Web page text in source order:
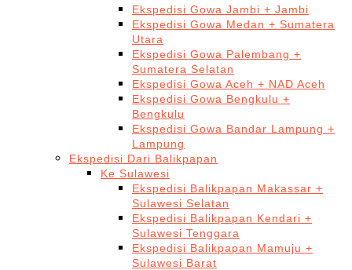
Ekspedisi Gowa Jambi + Jambi
Ekspedisi Gowa Medan + Sumatera
Utara
Ekspedisi Gowa Palembang +
Sumatera Selatan
Ekspedisi Gowa Aceh + NAD Aceh
Ekspedisi Gowa Bengkulu +
Bengkulu
Ekspedisi Gowa Bandar Lampung +
Lampung
Ekspedisi Dari Balikpapan
Ke Sulawesi
Ekspedisi Balikpapan Makassar +
Sulawesi Selatan
Ekspedisi Balikpapan Kendari +
Sulawesi Tenggara
Ekspedisi Balikpapan Mamuju +
Sulawesi Barat